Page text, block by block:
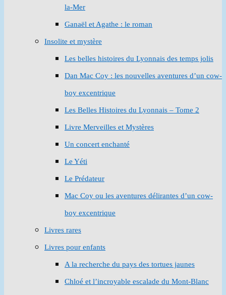
la-Mer
Ganaël et Agathe : le roman
Insolite et mystère
Les belles histoires du Lyonnais des temps jolis
Dan Mac Coy : les nouvelles aventures d’un cow-
boy excentrique
Les Belles Histoires du Lyonnais – Tome 2
Livre Merveilles et Mystères
Un concert enchanté
Le Yéti
Le Prédateur
Mac Coy ou les aventures délirantes d’un cow-
boy excentrique
Livres rares
Livres pour enfants
A la recherche du pays des tortues jaunes
Chloé et l’incroyable escalade du Mont-Blanc